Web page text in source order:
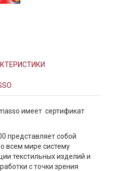
имеет сертификат
представляет собой
всем мире систему
текстильных изделий и
с точки зрения